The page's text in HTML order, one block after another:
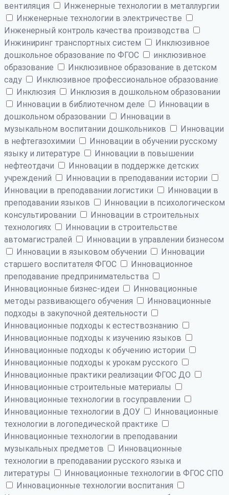
вентиляция
Инженерные технологии в металлургии
Инженерные технологии в электричестве
Инженерный контроль качества производства
Инжиниринг транспортных систем
Инклюзивное
дошкольное образование по ФГОС
инклюзивное
образование
Инклюзивное образование в детском
саду
Инклюзивное профессиональное образование
Инклюзия
Инклюзия в дошкольном образовании
Инновации в библиотечном деле
Инновации в
дошкольном образовании
Инновации в
музыкальном воспитании дошкольников
Инновации
в нефтегазохимии
Инновации в обучении русскому
языку и литературе
Инновации в повышении
нефтеотдачи
Инновации в поддержке детских
учреждений
Инновации в преподавании истории
Инновации в преподавании логистики
Инновации в
преподавании языков
Инновации в психологическом
консультировании
Инновации в строительных
технологиях
Инновации в строительстве
автомагистралей
Инновации в управлении бизнесом
Инновации в языковом обучении
Инновации
старшего воспитателя ФГОС
Инновационное
преподавание предпринимательства
Инновационные бизнес-идеи
Инновационные
методы развивающего обучения
Инновационные
подходы в закупочной деятельности
Инновационные подходы к естествознанию
Инновационные подходы к изучению языков
Инновационные подходы к обучению истории
Инновационные подходы к урокам русского
Инновационные практики реализации ФГОС ДО
Инновационные строительные материалы
Инновационные технологии в госуправлении
Инновационные технологии в ДОУ
Инновационные
технологии в логопедической практике
Инновационные технологии в преподавании
музыкальных предметов
Инновационные
технологии в преподавании русского языка и
литературы
Инновационные технологии в ФГОС СПО
Инновационные технологии воспитания